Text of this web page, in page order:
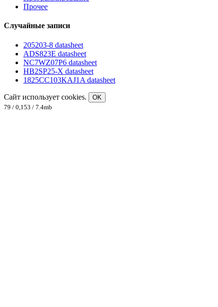
Прочее
Случайные записи
205203-8 datasheet
ADS823E datasheet
NC7WZ07P6 datasheet
HB2SP25-X datasheet
1825CC103KAJ1A datasheet
Сайт использует cookies.
OK
79 / 0,153 / 7.4mb